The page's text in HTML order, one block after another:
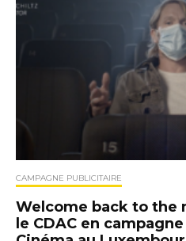
CAMPAGNE PUBLICITAIRE
Welcome back to the
le CDAC en